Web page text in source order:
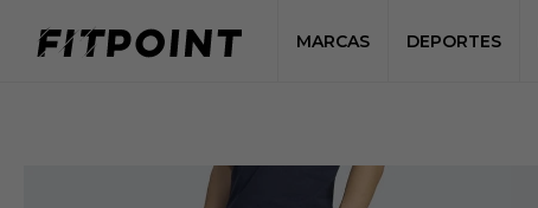
MARCAS DEPORTES